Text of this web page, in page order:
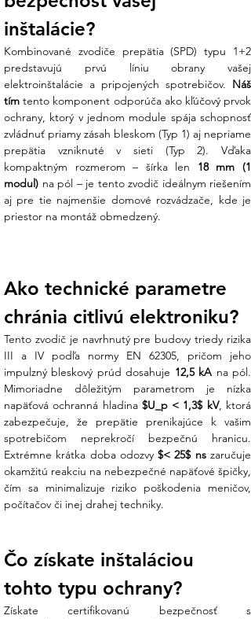
prevencie pred nákladnými opravami.
Hlavné prednosti zvodiča CITEL
DS132R-230:
Kombinovaná ochrana T1+T2:
Zariadenie v sebe spája vlastnosti
bleskoistky (Typ 1) aj zvodiča prepätia
(Typ 2). Zvláda extrémne prúdové
impulzy a zároveň jemne obmedzuje
napätie na úroveň bezpečnú pre citlivú
elektroniku.
V prípade silného
modul, čo výrazne šetrí čas aj náklady
pri údržbe.
Optická signalizácia stavu:Každý
modul je vybavený indikátorom (zelená/
červená), takže jediným pohľadom do
rozvádzača zistíte, či je ochrana stále
aktívna a funkčná.
Diaľková signalizácia (R):Verzia
DS132R obsahuje bezpotenciálový
kontakt, ktorý umožňuje pripojenie k
monitorovaciemu systému alebo alarmu,
ktorý vás okamžite upozorní na potrebu
Kompaktný dizajn na DIN lištu:
36 mm), čo uľahčuje inštaláciu aj do už
existujúcich elektrických skríň.
inštalácie?
Kombinované zvodiče prepätia (SPD) typu 1+2
predstavujú prvú líniu obrany vašej
elektroinštalácie a pripojených spotrebičov. Náš
tím tento komponent odporúča ako kľúčový prvok
ochrany, ktorý v jednom module spája schopnosť
zvládnuť priamy zásah bleskom (Typ 1) aj nepriame
prepätia vzniknuté v sieti (Typ 2). Vďaka
kompaktným rozmerom – šírka len 18 mm (1
modul) na pól – je tento zvodič ideálnym riešením
aj pre tie najmenšie domové rozvádzače, kde je
priestor na montáž obmedzený.
Ako technické parametre
chránia citlivú elektroniku?
Tento zvodič je navrhnutý pre budovy triedy rizika
III a IV podľa normy EN 62305, pričom jeho
impulzný bleskový prúd dosahuje 12,5 kA na pól.
Mimoriadne dôležitým parametrom je nízka
napäťová ochranná hladina $U_p < 1,3$ kV, ktorá
zabezpečuje, že prepätie prenikajúce k vašim
spotrebičom neprekročí bezpečnú hranicu.
Extrémne krátka doba odozvy $< 25$ ns zaručuje
okamžitú reakciu na nebezpečné napäťové špičky,
čím sa minimalizuje riziko poškodenia meničov,
počítačov či inej drahej techniky.
Čo získate inštaláciou
tohto typu ochrany?
Získate certifikovanú bezpečnosť s